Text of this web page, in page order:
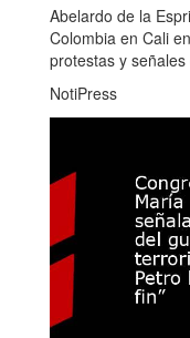
Abelardo de la
Colombia en Cali
protestas y
NotiPress